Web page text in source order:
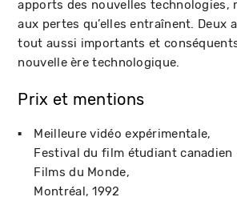
apports des nouvelles technologies,
aux pertes qu’elles entraînent. Deux
tout aussi importants et
nouvelle ère technologique.
Prix et mentions
Meilleure vidéo expérimentale
Festival du film étudiant canadien
Films du Monde
Montréal 1992